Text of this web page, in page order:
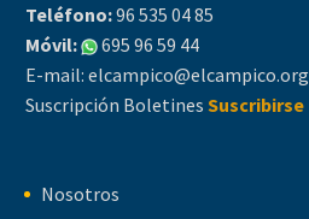
Teléfono:96 535 04 85
Móvil:
695 96 59 44
E-mail: elcampico@elcampico.org
Suscripción Boletines Suscribirse
Nosotros